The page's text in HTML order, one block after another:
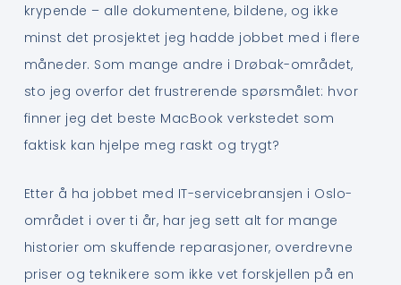
krypende – alle dokumentene, bildene, og ikke
minst det prosjektet jeg hadde jobbet med i flere
måneder. Som mange andre i Drøbak-området,
sto jeg overfor det frustrerende spørsmålet: hvor
finner jeg det beste MacBook verkstedet som
faktisk kan hjelpe meg raskt og trygt?
Etter å ha jobbet med IT-servicebransjen i Oslo-
området i over ti år, har jeg sett alt for mange
historier om skuffende reparasjoner, overdrevne
priser og teknikere som ikke vet forskjellen på en